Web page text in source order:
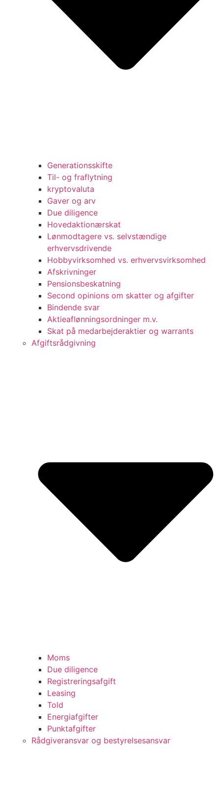
Generationsskifte
Til- og fraflytning
kryptovaluta
Gaver og arv
Due diligence
Hovedaktionærskat
Lønmodtagere vs. selvstændige
erhvervsdrivende
Hobbyvirksomhed vs. erhvervsvirksomhed
Afskrivninger
Pensionsbeskatning
Second opinions om skatter og afgifter
Bindende svar
Aktieaflønningsordninger m.v.
Skat på medarbejderaktier og warrants
Afgiftsrådgivning
Moms
Due diligence
Registreringsafgift
Leasing
Told
Energiafgifter
Punktafgifter
Rådgiveransvar og bestyrelsesansvar